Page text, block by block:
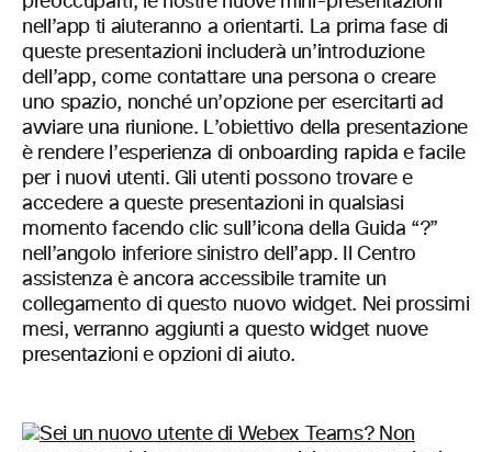
nell’app ti aiuteranno a orientarti. La prima fase di
queste presentazioni includerà un’introduzione
dell’app, come contattare una persona o creare
uno spazio, nonché un’opzione per esercitarti ad
avviare una riunione. L’obiettivo della presentazione
è rendere l’esperienza di onboarding rapida e facile
per i nuovi utenti. Gli utenti possono trovare e
accedere a queste presentazioni in qualsiasi
momento facendo clic sull’icona della Guida “?”
nell’angolo inferiore sinistro dell’app. Il Centro
assistenza è ancora accessibile tramite un
collegamento di questo nuovo widget. Nei prossimi
mesi, verranno aggiunti a questo widget nuove
presentazioni e opzioni di aiuto.